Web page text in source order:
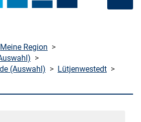
Meine Region >
>
(Auswahl) > Lütjenwestedt >